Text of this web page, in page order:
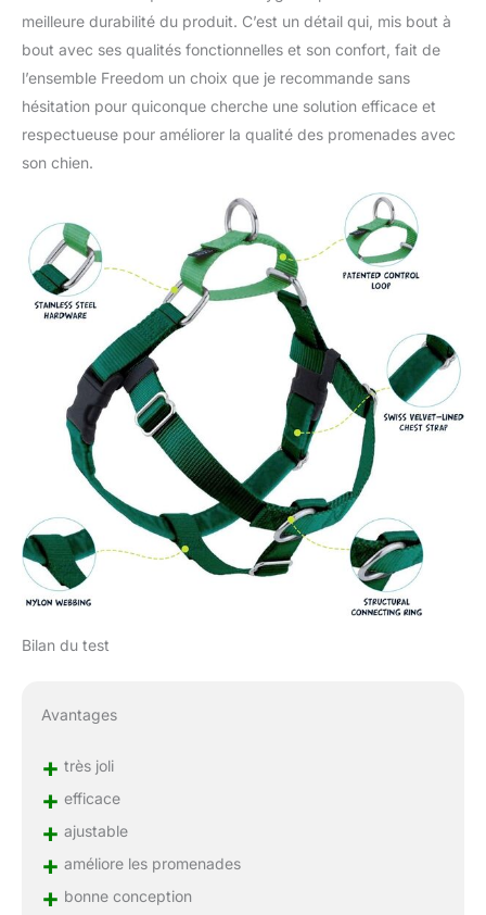
meilleure durabilité du produit. C’est un détail qui, mis bout à
bout avec ses qualités fonctionnelles et son confort, fait de
l’ensemble Freedom un choix que je recommande sans
hésitation pour quiconque cherche une solution efficace et
respectueuse pour améliorer la qualité des promenades avec
son chien.
Bilan du test
Avantages
+ très joli
+ efficace
+ ajustable
+ améliore les promenades
+ bonne conception